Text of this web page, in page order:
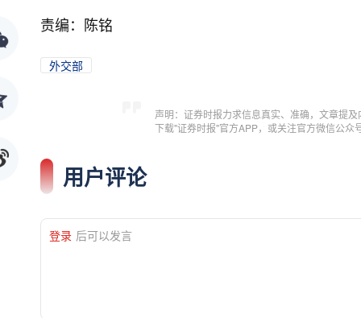
责编：陈铭
外交部
声明：证券时报力求信息真实、准确，文章提
下载"证券时报"官方APP，或关注官方微信公
用户评论
登录 后可以发言